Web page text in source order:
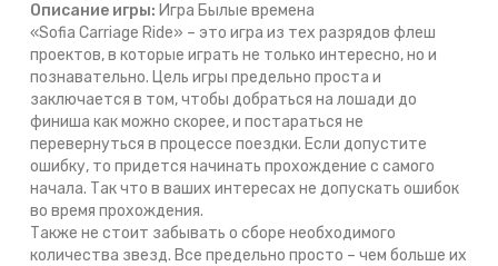
Описание игры: Игра Былые времена
«Sofia Carriage Ride» – это игра из тех разрядов флеш
проектов, в которые играть не только интересно, но и
познавательно. Цель игры предельно проста и
заключается в том, чтобы добраться на лошади до
финиша как можно скорее, и постараться не
перевернуться в процессе поездки. Если допустите
ошибку, то придется начинать прохождение с самого
начала. Так что в ваших интересах не допускать ошибок
во время прохождения.
Также не стоит забывать о сборе необходимого
количества звезд. Все предельно просто – чем больше их